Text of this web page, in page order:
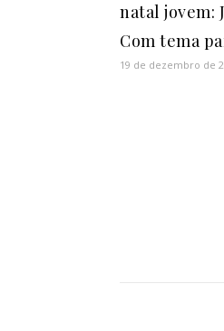
natal jovem:
Com tema
19 de dezembro de